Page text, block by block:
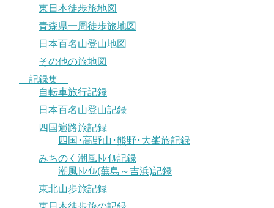
東日本徒歩旅地図
青森県一周徒歩旅地図
日本百名山登山地図
その他の旅地図
記録集
自転車旅行記録
日本百名山登山記録
四国遍路旅記録
四国･高野山･熊野･大峯旅記録
みちのく潮風ﾄﾚｲﾙ記録
潮風ﾄﾚｲﾙ(蕪島～吉浜)記録
東北山歩旅記録